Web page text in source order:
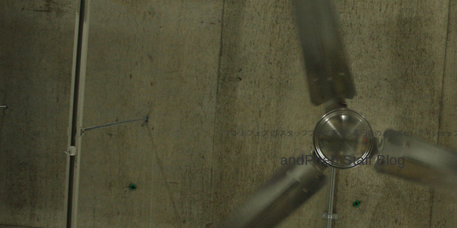
アンドフェブ の スタッフブログ 東京・高円寺のメンズセレクトショッ
andPheb Staff Blog